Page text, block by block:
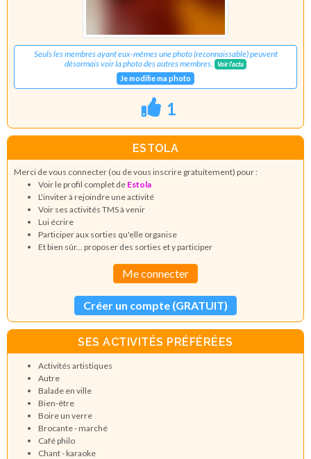
Seuls les membres ayant eux-mêmes une photo (reconnaissable) peuvent
désormais voir la photo des autres membres.
Voir l'actu
Je modifie ma photo
1
ESTOLA
Merci de vous connecter (ou de vous inscrire gratuitement) pour :
Voir le profil complet de Estola
L'inviter à rejoindre une activité
Voir ses activités TMS à venir
Lui écrire
Participer aux sorties qu'elle organise
Et bien sûr... proposer des sorties et y participer
Me connecter
Créer un compte (GRATUIT)
SES ACTIVITÉS PRÉFÉRÉES
Activités artistiques
Autre
Balade en ville
Bien-être
Boire un verre
Brocante - marché
Café philo
Chant - karaoke